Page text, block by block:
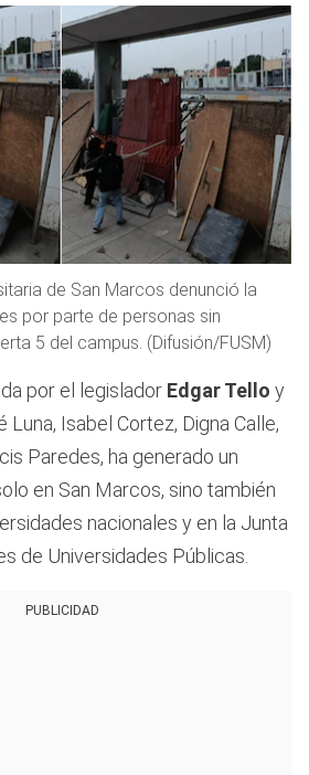
de San Marcos denunció la
por parte de personas sin
5 del campus. (Difusión/FUSM)
por el legislador Edgar Tello y
Isabel Cortez, Digna Calle,
Paredes, ha generado un
en San Marcos, sino también
nacionales y en la Junta
de Universidades Públicas.
PUBLICIDAD